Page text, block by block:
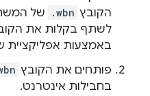
הקובץ .wbn
של
לשתף בקלות את
באמצעות אפליקציית
פותחים את הקובץ
בחבילות אינטרנט.